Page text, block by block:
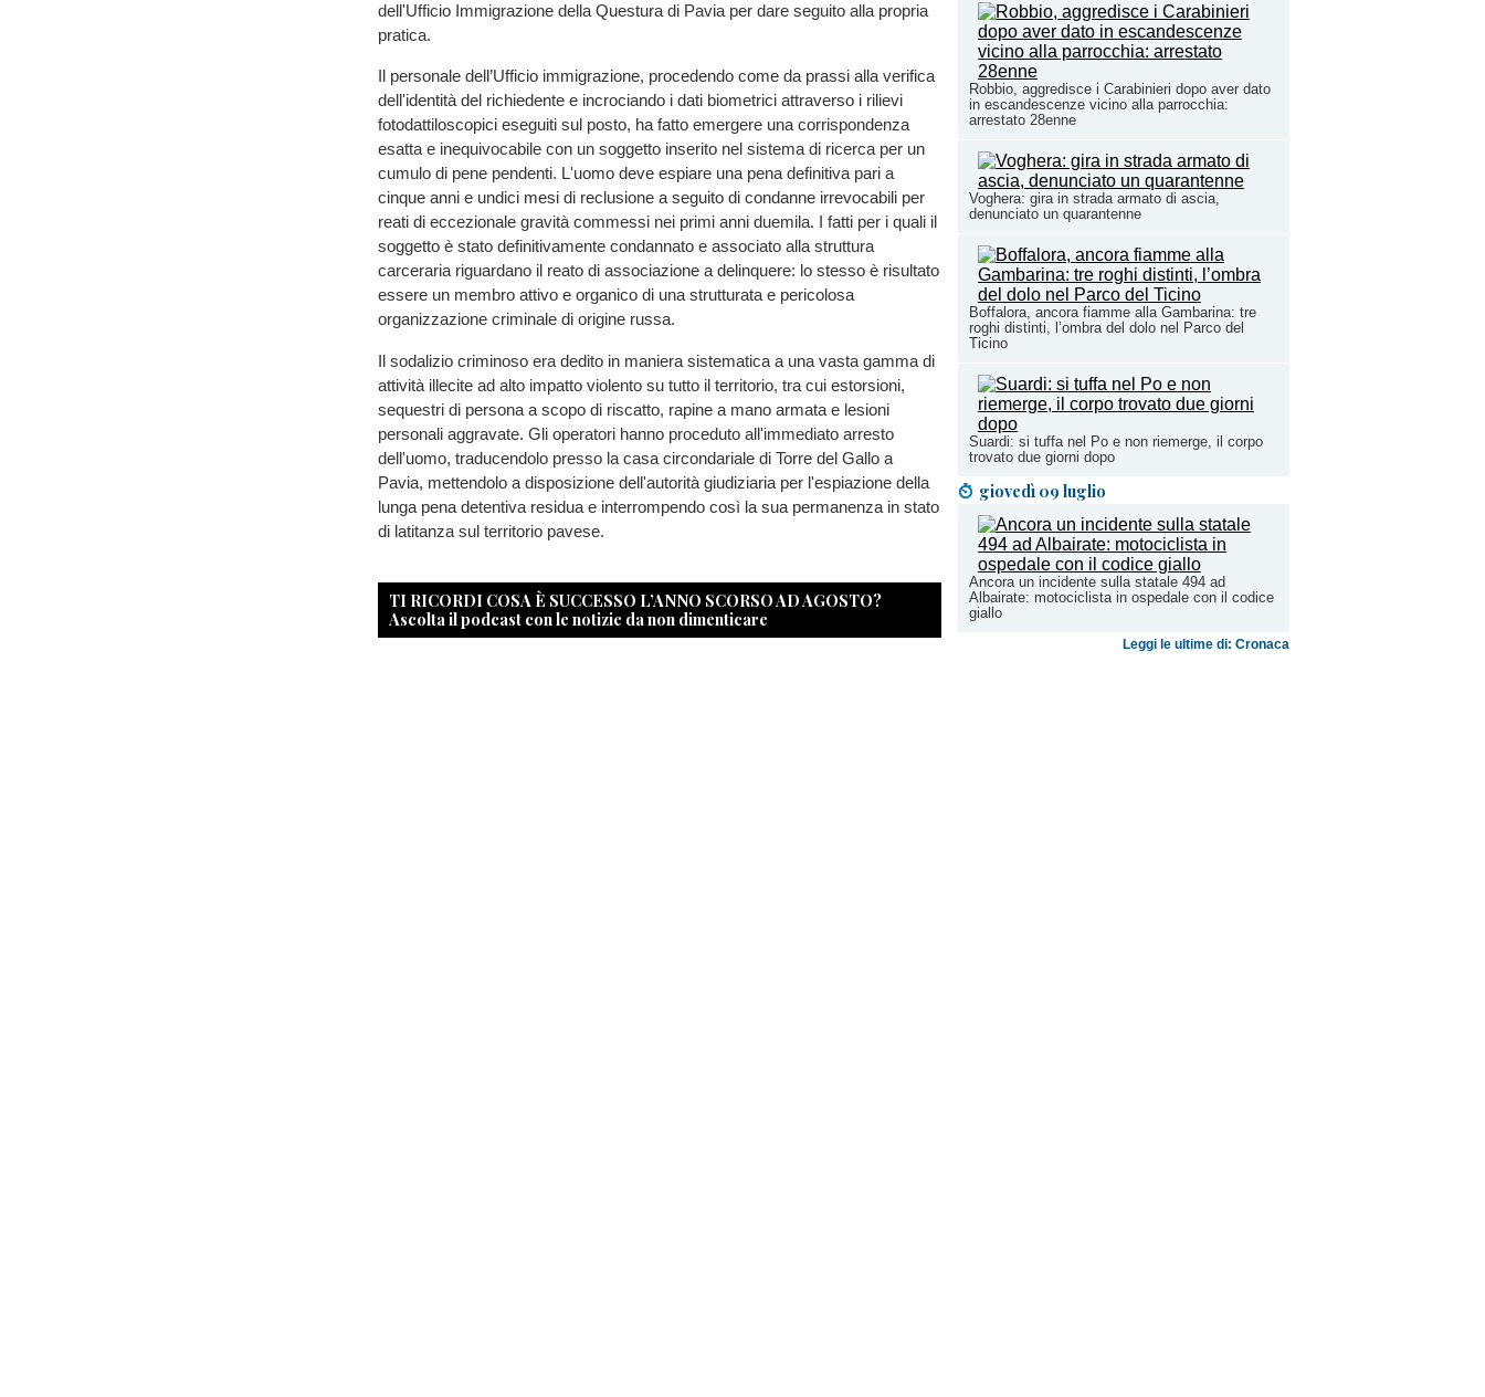
Robbio, aggredisce i Carabinieri dopo aver dato
in escandescenze vicino alla parrocchia:
arrestato 28enne
Voghera: gira in strada armato di ascia,
denunciato un quarantenne
Boffalora, ancora fiamme alla Gambarina: tre
roghi distinti, l’ombra del dolo nel Parco del
Ticino
Suardi: si tuffa nel Po e non riemerge, il corpo
trovato due giorni dopo
giovedì 09 luglio
Ancora un incidente sulla statale 494 ad
Albairate: motociclista in ospedale con il codice
giallo
Leggi le ultime di: Cronaca
dell'Ufficio Immigrazione della Questura di Pavia per dare seguito alla propria
pratica.
Il personale dell’Ufficio immigrazione, procedendo come da prassi alla verifica
dell'identità del richiedente e incrociando i dati biometrici attraverso i rilievi
fotodattiloscopici eseguiti sul posto, ha fatto emergere una corrispondenza
esatta e inequivocabile con un soggetto inserito nel sistema di ricerca per un
cumulo di pene pendenti. L'uomo deve espiare una pena definitiva pari a
cinque anni e undici mesi di reclusione a seguito di condanne irrevocabili per
reati di eccezionale gravità commessi nei primi anni duemila. I fatti per i quali il
soggetto è stato definitivamente condannato e associato alla struttura
carceraria riguardano il reato di associazione a delinquere: lo stesso è risultato
essere un membro attivo e organico di una strutturata e pericolosa
organizzazione criminale di origine russa.
Il sodalizio criminoso era dedito in maniera sistematica a una vasta gamma di
attività illecite ad alto impatto violento su tutto il territorio, tra cui estorsioni,
sequestri di persona a scopo di riscatto, rapine a mano armata e lesioni
personali aggravate. Gli operatori hanno proceduto all'immediato arresto
dell'uomo, traducendolo presso la casa circondariale di Torre del Gallo a
Pavia, mettendolo a disposizione dell'autorità giudiziaria per l'espiazione della
lunga pena detentiva residua e interrompendo così la sua permanenza in stato
di latitanza sul territorio pavese.
TI RICORDI COSA È SUCCESSO L’ANNO SCORSO AD AGOSTO?
Ascolta il podcast con le notizie da non dimenticare